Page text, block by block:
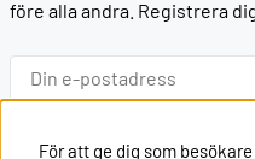
före alla andra. Registrera
För att ge dig som